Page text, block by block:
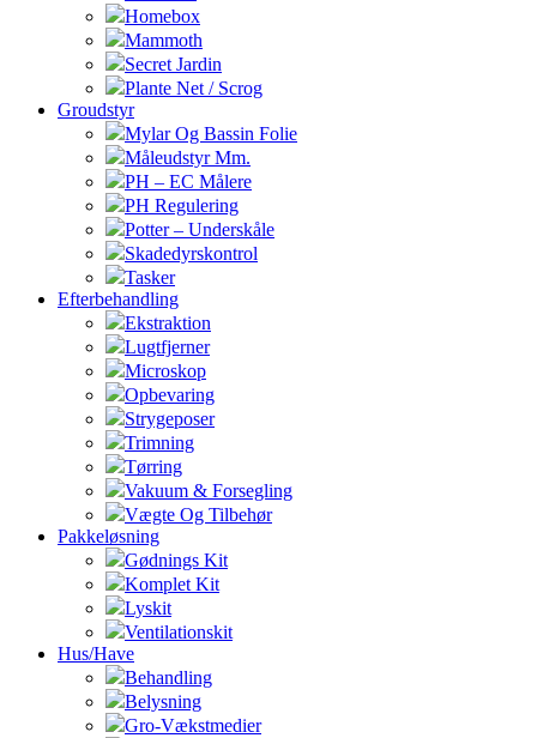
Homebox
Mammoth
Secret Jardin
Plante Net / Scrog
Groudstyr
Mylar Og Bassin Folie
Måleudstyr Mm.
PH – EC Målere
PH Regulering
Potter – Underskåle
Skadedyrskontrol
Tasker
Efterbehandling
Ekstraktion
Lugtfjerner
Microskop
Opbevaring
Strygeposer
Trimning
Tørring
Vakuum & Forsegling
Vægte Og Tilbehør
Pakkeløsning
Gødnings Kit
Komplet Kit
Lyskit
Ventilationskit
Hus/Have
Behandling
Belysning
Gro-Vækstmedier